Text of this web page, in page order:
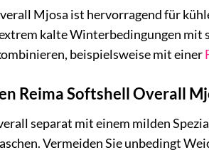
Mjosa ist hervorragend für
kalte Winterbedingungen
beispielsweise mit einer
Reima Softshell Overall
separat mit einem milden
Vermeiden Sie unbedingt